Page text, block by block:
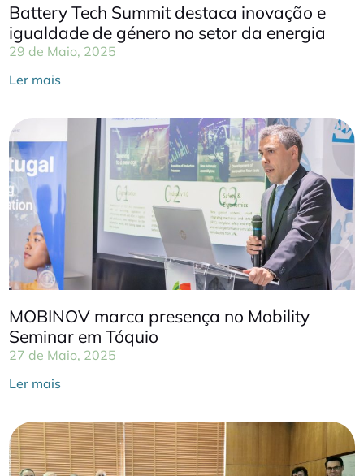
Battery Tech Summit destaca inovação e
igualdade de género no setor da energia
29 de Maio, 2025
Ler mais
MOBINOV marca presença no Mobility
Seminar em Tóquio
27 de Maio, 2025
Ler mais